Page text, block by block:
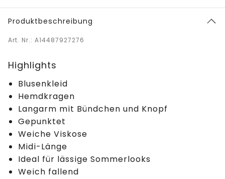
Produktbeschreibung
Art. Nr.: A14487927276
Highlights
Blusenkleid
Hemdkragen
Langarm mit Bündchen und Knopf
Gepunktet
Weiche Viskose
Midi-Länge
Ideal für lässige Sommerlooks
Weich fallend